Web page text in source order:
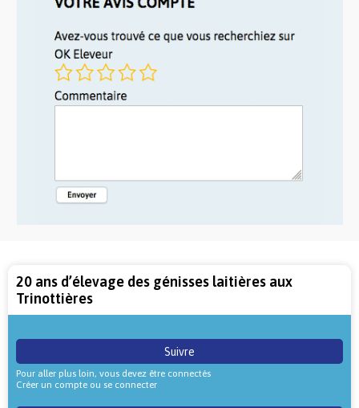
20 ans d’élevage des génisses laitières aux
Trinottières
Suivre
Pour aller plus loin, vous devez être connectés
Créer un compte ou se connecter